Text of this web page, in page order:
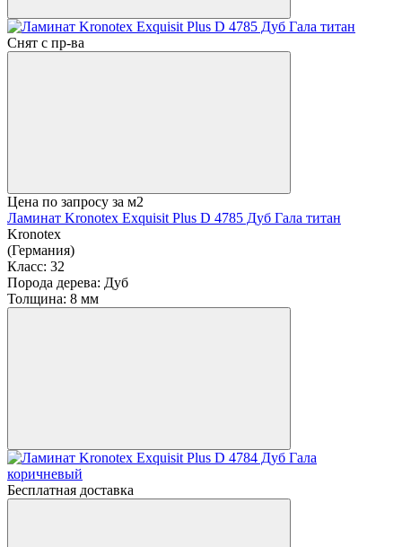
Снят с пр-ва
Цена по запросу за м2
Ламинат Kronotex Exquisit Plus D 4785 Дуб Гала титан
Kronotex
(Германия)
Класс: 32
Порода дерева: Дуб
Толщина: 8 мм
Бесплатная доставка